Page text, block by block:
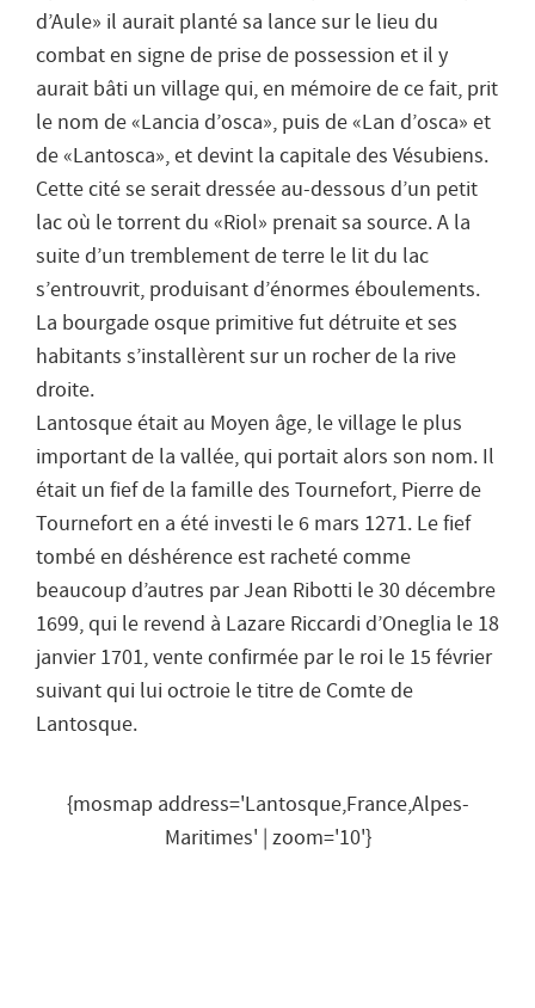
d’Aule» il aurait planté sa lance sur le lieu du
combat en signe de prise de possession et il y
aurait bâti un village qui, en mémoire de ce fait, prit
le nom de «Lancia d’osca», puis de «Lan d’osca» et
de «Lantosca», et devint la capitale des Vésubiens.
Cette cité se serait dressée au-dessous d’un petit
lac où le torrent du «Riol» prenait sa source. A la
suite d’un tremblement de terre le lit du lac
s’entrouvrit, produisant d’énormes éboulements.
La bourgade osque primitive fut détruite et ses
habitants s’installèrent sur un rocher de la rive
droite.
Lantosque était au Moyen âge, le village le plus
important de la vallée, qui portait alors son nom. Il
était un fief de la famille des Tournefort, Pierre de
Tournefort en a été investi le 6 mars 1271. Le fief
tombé en déshérence est racheté comme
beaucoup d’autres par Jean Ribotti le 30 décembre
1699, qui le revend à Lazare Riccardi d’Oneglia le 18
janvier 1701, vente confirmée par le roi le 15 février
suivant qui lui octroie le titre de Comte de
Lantosque.
{mosmap address='Lantosque,France,Alpes-
Maritimes' | zoom='10'}